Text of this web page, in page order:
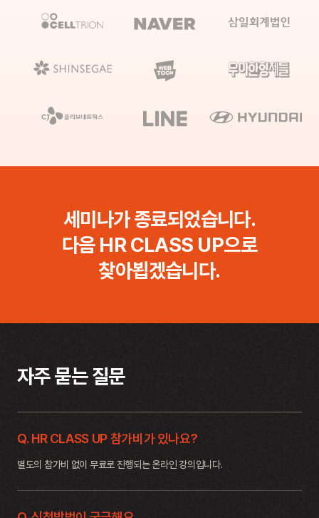
세미나가 종료되었습니다.
다음 HR CLASS UP으로
찾아뵙겠습니다.
자주 묻는 질문
Q. HR CLASS UP 참가비가 있나요?
별도의 참가비 없이 무료로 진행되는 온라인 강의입니다.